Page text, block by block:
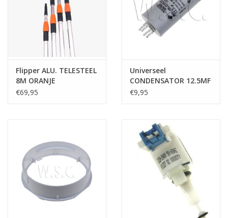
Flipper ALU. TELESTEEL
8M ORANJE
€69,95
Universeel
CONDENSATOR 12.5MF
450V
€9,95